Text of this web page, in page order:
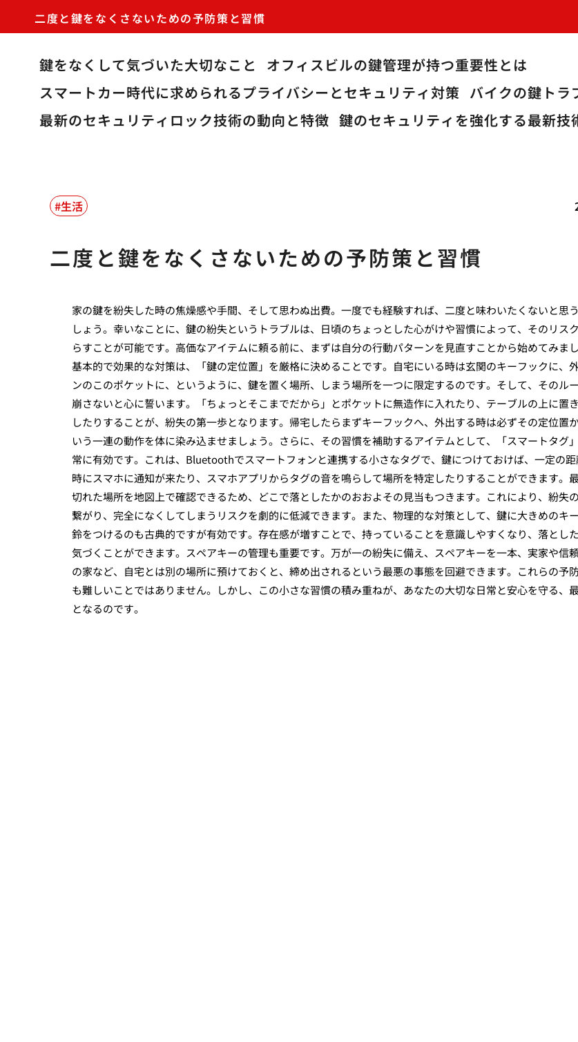
二度と鍵をなくさないための予防策と習慣
鍵をなくして気づいた大切なこと
オフィスビルの鍵管理が持つ重要性とは
スマートカー時代に求められるプライバシーとセキュリティ対策 バイクの鍵トラ
最新のセキュリティロック技術の動向と特徴 鍵のセキュリティを強化する最新技
生活
二度と鍵をなくさないための予防策と習慣
家の鍵を紛失した時の焦燥感や手間、そして思わぬ出費。一度でも経験すれば、二度と味わいたくないと思
しょう。幸いなことに、鍵の紛失というトラブルは、日頃のちょっとした心がけや習慣によって、そのリス
らすことが可能です。高価なアイテムに頼る前に、まずは自分の行動パターンを見直すことから始めてみま
基本的で効果的な対策は、「鍵の定位置」を厳格に決めることです。自宅にいる時は玄関のキーフックに、
ンのこのポケットに、というように、鍵を置く場所、しまう場所を一つに限定するのです。そして、そのル
崩さないと心に誓います。「ちょっとそこまでだから」とポケットに無造作に入れたり、テーブルの上に置
したりすることが、紛失の第一歩となります。帰宅したらまずキーフックへ、外出する時は必ずその定位置
いう一連の動作を体に染み込ませましょう。さらに、その習慣を補助するアイテムとして、「スマートタグ
常に有効です。これは、Bluetoothでスマートフォンと連携する小さなタグで、鍵につけておけば、一定の
時にスマホに通知が来たり、スマホアプリからタグの音を鳴らして場所を特定したりすることができます。
切れた場所を地図上で確認できるため、どこで落としたかのおおよその見当もつきます。これにより、紛失
繋がり、完全になくしてしまうリスクを劇的に低減できます。また、物理的な対策として、鍵に大きめのキ
鈴をつけるのも古典的ですが有効です。存在感が増すことで、持っていることを意識しやすくなり、落とし
気づくことができます。スペアキーの管理も重要です。万が一の紛失に備え、スペアキーを一本、実家や信
の家など、自宅とは別の場所に預けておくと、締め出されるという最悪の事態を回避できます。これらの予
も難しいことではありません。しかし、この小さな習慣の積み重ねが、あなたの大切な日常と安心を守る、
となるのです。